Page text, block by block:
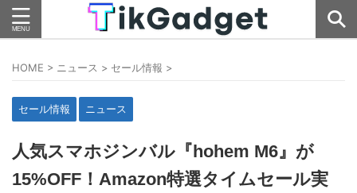
HOME > ニュース > セール情報 >
セール情報 ニュース
人気スマホジンバル『hohem M6』が
15%OFF！Amazon特選タイムセール実